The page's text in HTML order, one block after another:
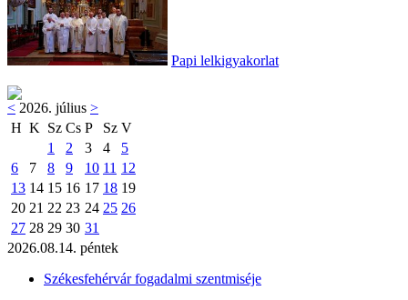
Papi lelkigyakorlat
< 2026. július >
H K Sz Cs P Sz V
1
2 3 4
5
6
7 8 9 10 11 12
13 14 15 16 17 18 19
20 21 22 23 24 25 26
27 28 29 30 31
2026.08.14. péntek
Székesfehérvár fogadalmi szentmiséje